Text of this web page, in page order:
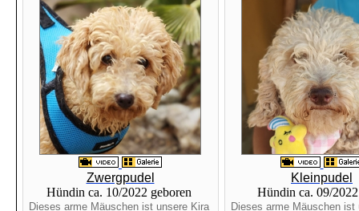
Zwergpudel
Hündin ca. 10/2022 geboren
Dieses arme Mäuschen ist unsere Kira
Kleinpudel
Hündin ca. 09/
Dieses arme Mäuschen ist